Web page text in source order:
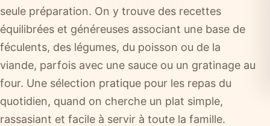
seule préparation. On y trouve des recettes
équilibrées et généreuses associant une base de
féculents, des légumes, du poisson ou de la
viande, parfois avec une sauce ou un gratinage au
four. Une sélection pratique pour les repas du
quotidien, quand on cherche un plat simple,
rassasiant et facile à servir à toute la famille.